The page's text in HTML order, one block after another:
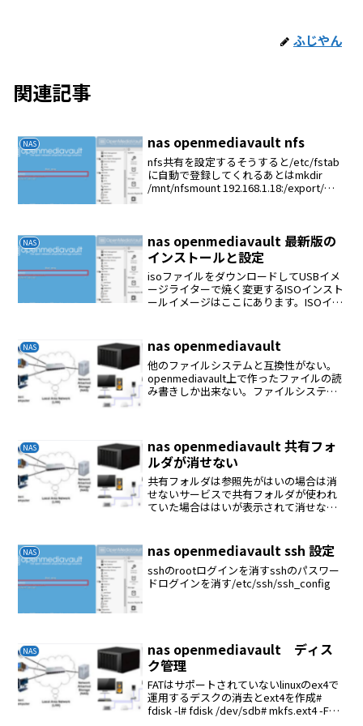
ふじやん
関連記事
NAS nas openmediavault nfs
nfs共有を設定するそうすると/etc/fstab
に自動で登録してくれるあとはmkdir
/mnt/nfsmount 192.168.1.18:/export/音
NAS
nas openmediavault 最新版の
インストールと設定
isoファイルをダウンロードしてUSBイメ
ージライターで焼く変更するISOインスト
ールイメージはここにあります。ISOイメ
ックを作成することもできます...
NAS nas openmediavault
他のファイルシステムと互換性がない。
openmediavault上で作ったファイルの読
み書きしか出来ない。ファイルシステム
NAS
nas openmediavault 共有フォ
ルダが消せない
共有フォルダは参照先がはいの場合は消
せないサービスで共有フォルダが使われ
ていた場合ははいが表示されて消せな
ァイルで該当部分を探して削除すれば
OK/etc/openmed...
NAS nas openmediavault ssh 設定
sshのrootログインを消すsshのパスワー
ドログインを消す/etc/ssh/ssh_config
NAS
nas openmediavault ディス
ク管理
FATはサポートされていないlinuxのex4で
運用するデスクの消去とext4を作成#
fdisk -l# fdisk /dev/sdb# mkfs.ext4 -F